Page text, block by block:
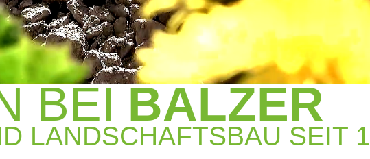
BEI BALZER
LANDSCHAFTSBAU SEIT